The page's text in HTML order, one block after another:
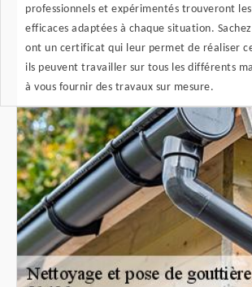
professionnels et expérimentés trouveront
efficaces adaptées à chaque situation.
ont un certificat qui leur permet de réaliser
ils peuvent travailler sur tous les différents
à vous fournir des travaux sur mesure.